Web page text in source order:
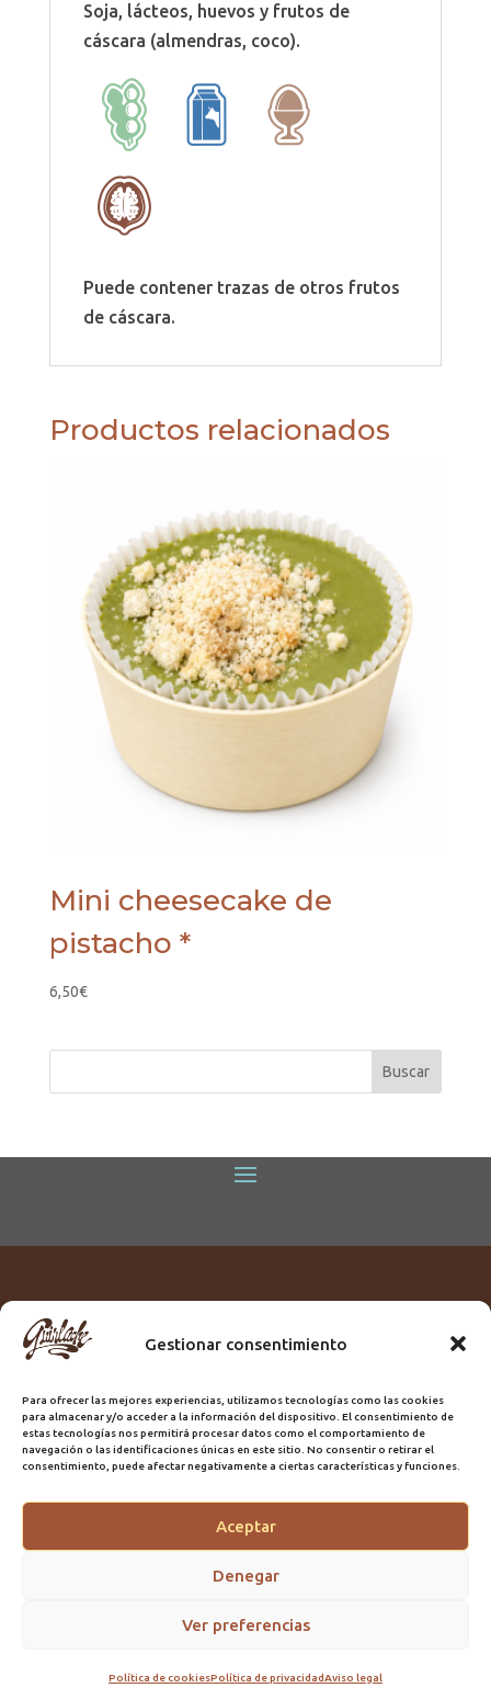
Gestionar consentimiento
Para ofrecer las mejores experiencias, utilizamos tecnologías como las cookies
para almacenar y/o acceder a la información del dispositivo. El consentimiento de
estas tecnologías nos permitirá procesar datos como el comportamiento de
navegación o las identificaciones únicas en este sitio. No consentir o retirar el
consentimiento, puede afectar negativamente a ciertas características y funciones.
Aceptar
Denegar
Ver preferencias
Política de cookiesPolítica de privacidadAviso legal
Soja, lácteos, huevos y frutos de
cáscara (almendras, coco).
Puede contener trazas de otros frutos
de cáscara.
Productos relacionados
Mini cheesecake de
pistacho *
6,50€
Titular:
ROME GUIRLACHE SL.
Domicilio:Calle Triana, 68
Ciudad:Las Palmas de Gran Canaria
Registro Sanitario:GC/20/PH/7192